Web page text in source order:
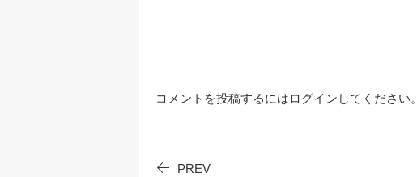
コメントを投稿するにはログイン してください。
PREV